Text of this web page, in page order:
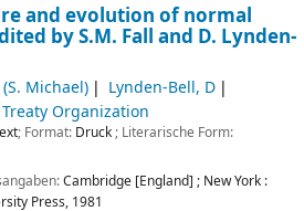
and evolution of normal
by S.M. Fall and D. Lynden-
Michael)
Lynden-Bell, D
Organization
; Format: Druck; Literarische Form:
Cambridge [England] ; New York :
Press, 1981